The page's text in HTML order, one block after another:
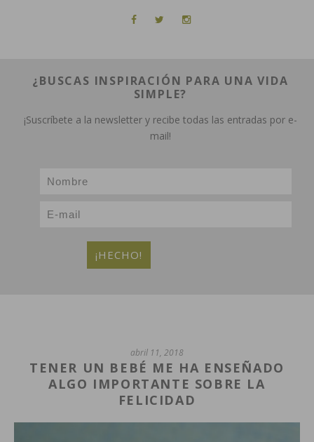
¿BUSCAS INSPIRACIÓN PARA UNA VIDA
SIMPLE?
¡Suscríbete a la newsletter y recibe todas las entradas por e-
mail!
abril 11, 2018
TENER UN BEBÉ ME HA ENSEÑADO
ALGO IMPORTANTE SOBRE LA
FELICIDAD